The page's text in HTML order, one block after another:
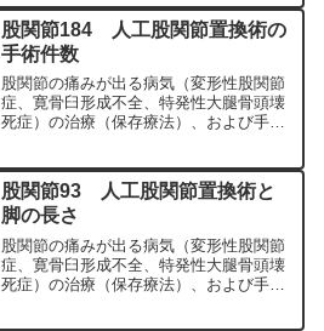
科専門医（人工関節手術を専門）の塗山
正宏が色々と説明します。
股関節184 人工股関節置換術の
手術件数
股関節の痛みが出る病気（変形性股関節
症、寛骨臼形成不全、特発性大腿骨頭壊
死症）の治療（保存療法）、および手術
科専門医（人工関節手術を専門）の塗山
正宏が色々と説明します。
股関節93 人工股関節置換術と
脚の長さ
股関節の痛みが出る病気（変形性股関節
症、寛骨臼形成不全、特発性大腿骨頭壊
死症）の治療（保存療法）、および手術